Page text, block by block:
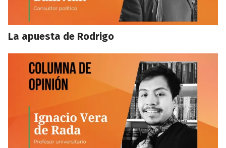
La apuesta de Rodrigo